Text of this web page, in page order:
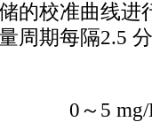
的校准曲线进
周期每隔2.5
～5 mg/L